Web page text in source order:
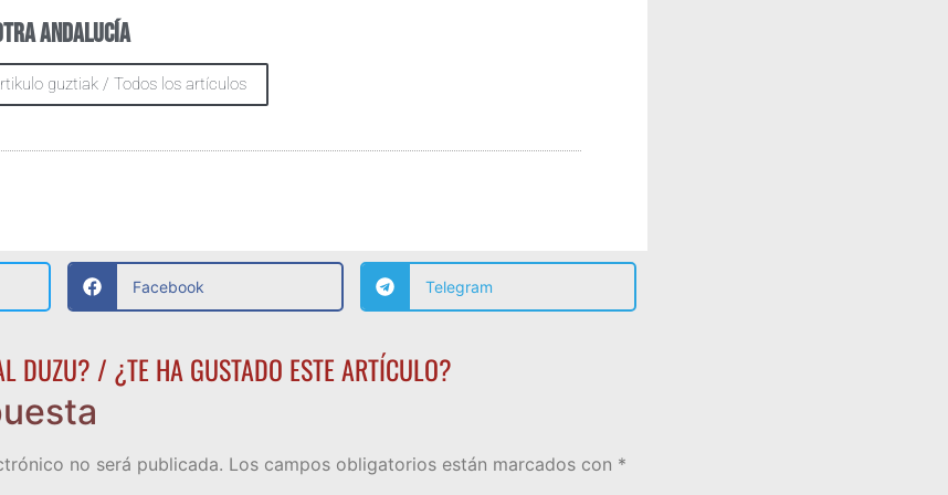
Andalucía
guztiak / Todos los artículos
Facebook Telegram
DUZU? / ¿TE HA GUSTADO ESTE ARTÍCULO?
no será publicada. Los campos obligatorios están marcados con *